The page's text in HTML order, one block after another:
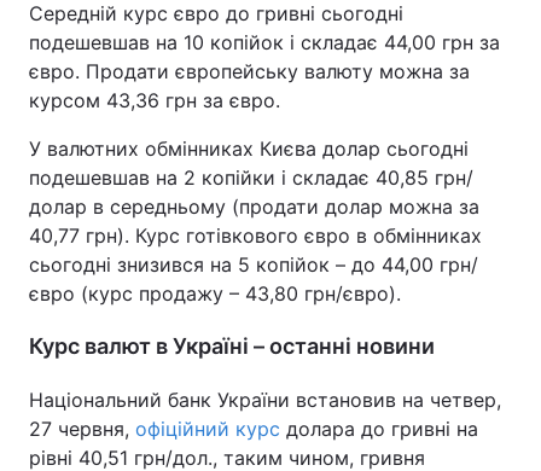
Середній курс євро до гривні сьогодні
подешевшав на 10 копійок і складає 44,00 грн за
євро. Продати європейську валюту можна за
курсом 43,36 грн за євро.
У валютних обмінниках Києва долар сьогодні
подешевшав на 2 копійки і складає 40,85 грн/
долар в середньому (продати долар можна за
40,77 грн). Курс готівкового євро в обмінниках
сьогодні знизився на 5 копійок – до 44,00 грн/
євро (курс продажу – 43,80 грн/євро).
Курс валют в Україні – останні новини
Національний банк України встановив на четвер,
27 червня, офіційний курс долара до гривні на
рівні 40,51 грн/дол., таким чином, гривня